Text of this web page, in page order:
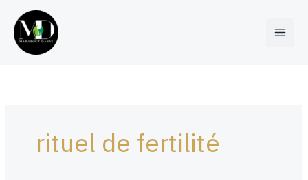
contenu
rituel de fertilité